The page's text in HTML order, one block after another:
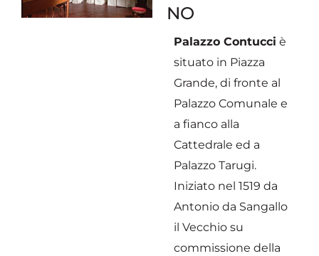
NO
Palazzo Contucci è
situato in Piazza
Grande, di fronte al
Palazzo Comunale e
a fianco alla
Cattedrale ed a
Palazzo Tarugi.
Iniziato nel 1519 da
Antonio da Sangallo
il Vecchio su
commissione della